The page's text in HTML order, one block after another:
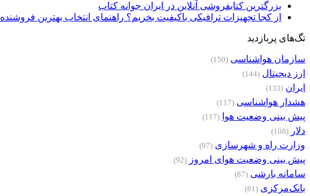
بزرگترین کتابفروشی آنلاین در ایران جوانه کتاب
از کجا تجهیزات ترافیکی باکیفیت بخریم؟ راهنمای انتخاب بهترین فروشنده
تگ‌های پربازدید
سازمان هواشناسی (150)
ارز دیجیتال (144)
ایران (133)
هشدار هواشناسی (117)
پیش بینی وضعیت هوا (117)
دلار (108)
وزارت راه و شهرسازی (97)
پیش بینی وضعیت هوای امروز (92)
سامانه بارشی (87)
بانک‌مرکزی (81)